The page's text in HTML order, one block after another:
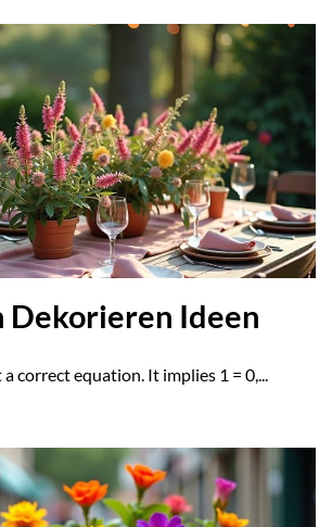
Dekorieren Ideen
correct equation. It implies 1 = 0,...